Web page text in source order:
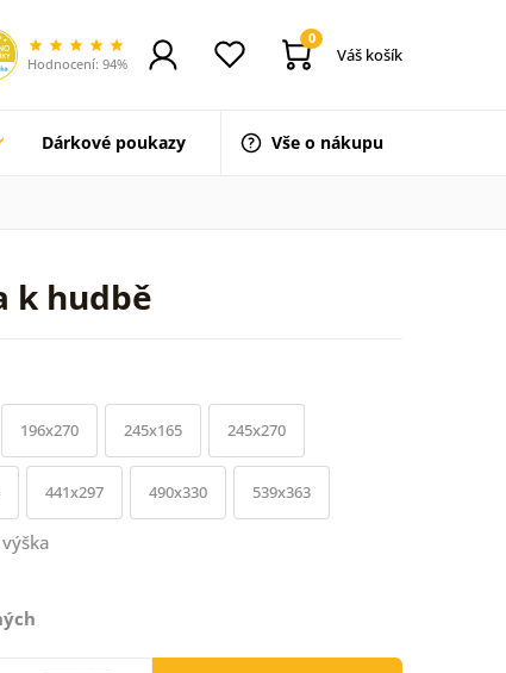
Hodnocení: 94%
0
Váš košík
Dárkové poukazy Vše o nákupu
k hudbě
196x270 245x165 245x270
441x297 490x330 539x363